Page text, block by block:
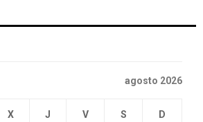
agosto 2026
X J V S D